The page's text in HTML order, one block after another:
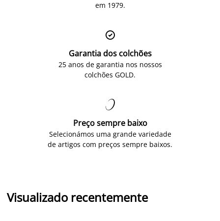
em 1979.

Garantia dos colchões
25 anos de garantia nos nossos
colchões GOLD.

Preço sempre baixo
Selecionámos uma grande variedade
de artigos com preços sempre baixos.
Visualizado recentemente